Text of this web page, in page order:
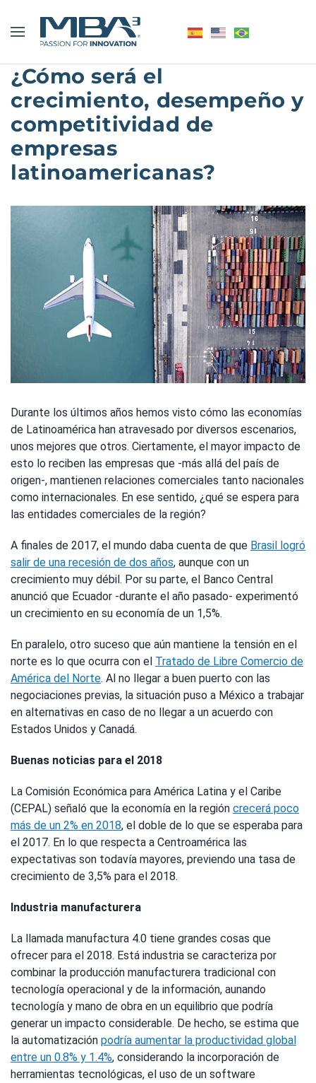
¿Cómo será el
crecimiento, desempeño y
competitividad de
empresas
latinoamericanas?
Durante los últimos años hemos visto cómo las economías
de Latinoamérica han atravesado por diversos escenarios,
unos mejores que otros. Ciertamente, el mayor impacto de
esto lo reciben las empresas que -más allá del país de
origen-, mantienen relaciones comerciales tanto nacionales
como internacionales. En ese sentido, ¿qué se espera para
las entidades comerciales de la región?
A finales de 2017, el mundo daba cuenta de que Brasil logró
salir de una recesión de dos años, aunque con un
crecimiento muy débil. Por su parte, el Banco Central
anunció que Ecuador -durante el año pasado- experimentó
un crecimiento en su economía de un 1,5%.
En paralelo, otro suceso que aún mantiene la tensión en el
norte es lo que ocurra con el Tratado de Libre Comercio de
América del Norte. Al no llegar a buen puerto con las
negociaciones previas, la situación puso a México a trabajar
en alternativas en caso de no llegar a un acuerdo con
Estados Unidos y Canadá.
Buenas noticias para el 2018
La Comisión Económica para América Latina y el Caribe
(CEPAL) señaló que la economía en la región crecerá poco
más de un 2% en 2018, el doble de lo que se esperaba para
el 2017. En lo que respecta a Centroamérica las
expectativas son todavía mayores, previendo una tasa de
crecimiento de 3,5% para el 2018.
Industria manufacturera
La llamada manufactura 4.0 tiene grandes cosas que
ofrecer para el 2018. Está industria se caracteriza por
combinar la producción manufacturera tradicional con
tecnología operacional y de la información, aunando
tecnología y mano de obra en un equilibrio que podría
generar un impacto considerable. De hecho, se estima que
la automatización podría aumentar la productividad global
entre un 0.8% y 1.4%, considerando la incorporación de
herramientas tecnológicas, el uso de un software